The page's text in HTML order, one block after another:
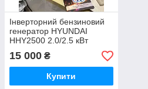
Інверторний бензиновий
генератор HYUNDAI
HHY2500 2.0/2.5 кВт
15 000 ₴
Купити